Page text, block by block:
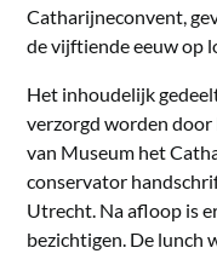
Catharijneconvent,
de vijftiende eeuw op
Het inhoudelijk
verzorgd worden
van Museum het
conservator
Utrecht. Na afloop is
bezichtigen. De lunch